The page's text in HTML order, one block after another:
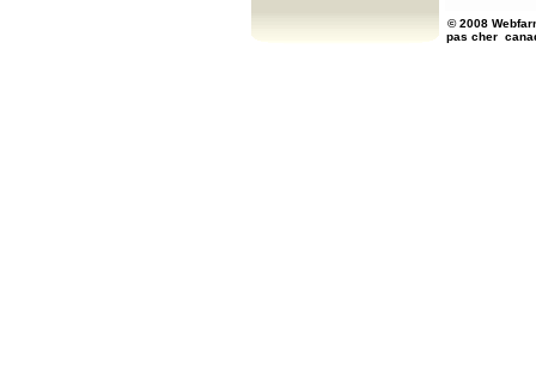
© 2008
pas cher